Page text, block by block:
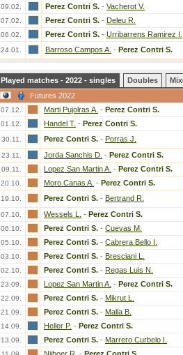
09.02. Perez Contri S. - Vacherot V.
07.02. Perez Contri S. - Deleu R.
06.02. Perez Contri S. - Urribarrens Ramirez I.
24.01. Barroso Campos A. - Perez Contri S.
Played matches - 2022 - singles Doubles
Futures 2022
07.12. Marti Pujolras A. - Perez Contri S.
01.12. Handel T. - Perez Contri S.
30.11. Perez Contri S. - Porras J.
23.11. Jorda Sanchis D. - Perez Contri S.
09.11. Lopez San Martin A. - Perez Contri S.
20.10. Moro Canas A. - Perez Contri S.
19.10. Perez Contri S. - Bertrand R.
07.10. Wessels L. - Perez Contri S.
06.10. Perez Contri S. - Cuevas M.
05.10. Perez Contri S. - Cabrera Bello I.
03.10. Perez Contri S. - Bresciani L.
02.10. Perez Contri S. - Regas Luis N.
23.09. Lopez San Martin A. - Perez Contri S.
22.09. Perez Contri S. - Mikrut L.
21.09. Perez Contri S. - Malla B.
14.09. Heller P. - Perez Contri S.
13.09. Perez Contri S. - Marrero Curbelo I.